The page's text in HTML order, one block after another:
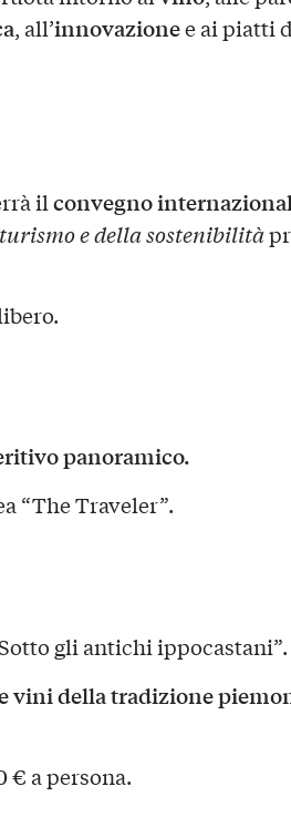
, all’innovazionee ai piatti
ilconvegno
e della sostenibilità
panoramico.
“The Traveler”.
gli antichi ippocastani”.
vini della tradizione
€ a persona.